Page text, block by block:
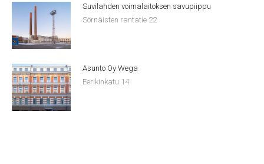
Suvilahden voimalaitoksen savupiippu
Sörnäisten rantatie 22
Asunto Oy Wega
Eerikinkatu 14